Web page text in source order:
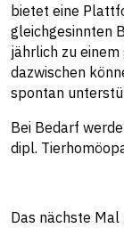
bietet eine
gleichgesinnten
jährlich zu einem
dazwischen
spontan
Bei Bedarf
dipl.
Das nächste